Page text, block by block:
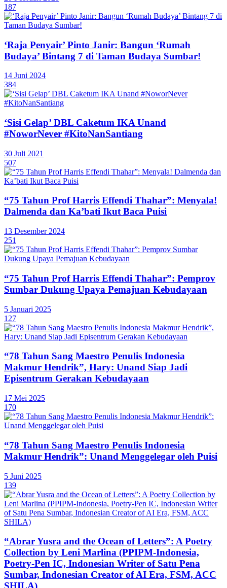
187
‘Raja Penyair’ Pinto Janir: Bangun ‘Rumah
Budaya’ Bintang 7 di Taman Budaya Sumbar!
14 Juni 2024
384
‘Sisi Gelap’ DBL Caketum IKA Unand
#NoworNever #KitoNanSantiang
30 Juli 2021
507
“75 Tahun Prof Harris Effendi Thahar”: Menyala!
Dalmenda dan Ka’bati Ikut Baca Puisi
13 Desember 2024
251
“75 Tahun Prof Harris Effendi Thahar”: Pemprov
Sumbar Dukung Upaya Pemajuan Kebudayaan
5 Januari 2025
127
“78 Tahun Sang Maestro Penulis Indonesia
Makmur Hendrik”, Hary: Unand Siap Jadi
Episentrum Gerakan Kebudayaan
17 Mei 2025
170
“78 Tahun Sang Maestro Penulis Indonesia
Makmur Hendrik”: Unand Menggelegar oleh Puisi
5 Juni 2025
139
“Abrar Yusra and the Ocean of Letters”: A Poetry
Collection by Leni Marlina (PPIPM-Indonesia,
Poetry-Pen IC, Indonesian Writer of Satu Pena
Sumbar, Indonesian Creator of AI Era, FSM, ACC
SHILA)